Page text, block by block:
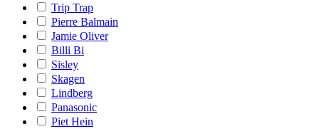
Trip Trap
Pierre Balmain
Jamie Oliver
Billi Bi
Sisley
Skagen
Lindberg
Panasonic
Piet Hein